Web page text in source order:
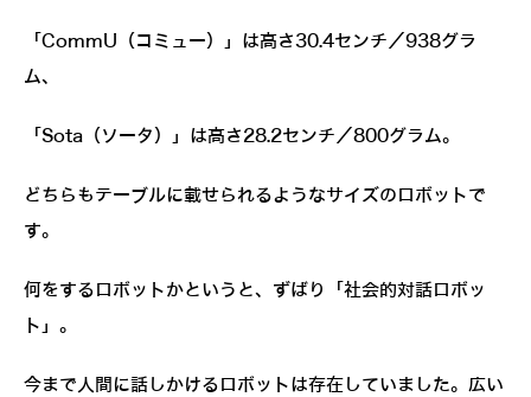
「CommU（コミュー）」は高さ30.4センチ／938グラ
ム、
「Sota（ソータ）」は高さ28.2センチ／800グラム。
どちらもテーブルに載せられるようなサイズのロボットで
す。
何をするロボットかというと、ずばり「社会的対話ロボッ
ト」。
今まで人間に話しかけるロボットは存在していました。広い